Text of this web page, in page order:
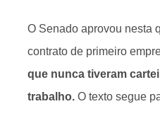
O Senado aprovou nesta
contrato de primeiro
que nunca tiveram
trabalho. O texto segue